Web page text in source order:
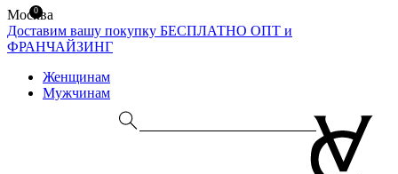
Москва
Доставим вашу покупку БЕСПЛАТНО ОПТ и
ФРАНЧАЙЗИНГ
Женщинам
Мужчинам
0